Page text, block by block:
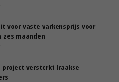
voor vaste varkensprijs voor
zes maanden
project versterkt Iraakse